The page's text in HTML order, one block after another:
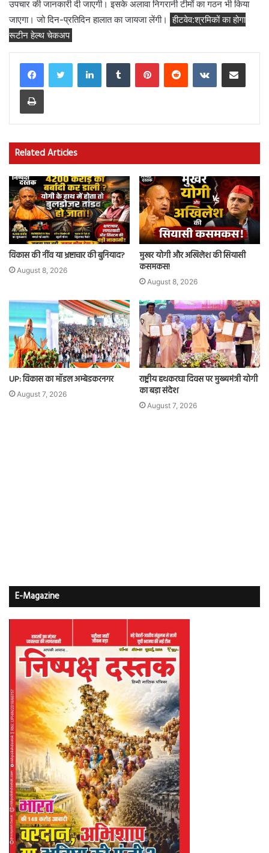
उपचार की जानकारी दी जाएगी। इसके अलावा निगरानी टीमों का गठन भी किया
जाएगा। जो दिन-प्रतिदिन हालात का जायजा लेंगी। हीटवेव:श्रमिकों का होगा
रूटीन हेल्थ चेकअप
LinkedInTumblr PinterestReddit VKontakteShare via Email
Print
Related Articles
विकास की नींव या भ्रष्टाचार की बुनियाद?
August 8, 2026
मुखर योगी और अखिलेश की सियासी
कसमकस!
August 8, 2026
UP: विकास का मॉडल अम्बेडकरनगर
August 7, 2026
राष्ट्रीय हथकरघा दिवस पर मुख्यमंत्री योगी
का बड़ा संदेश
August 7, 2026
E-Magazine